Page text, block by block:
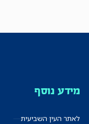
מידע נוסף
לאתר העין השביעית